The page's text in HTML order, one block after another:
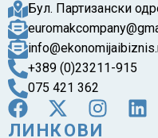
Бул. Партизански
+389 (0)23211-915
075 421 362
ЛИНКОВИ